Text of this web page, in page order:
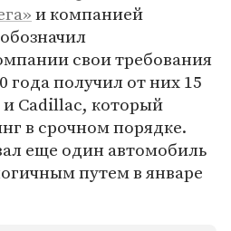
и компанией
свои требования
года получил от них 15
Cadillac, который
в срочном порядке.
еще один автомобиль
путем в январе